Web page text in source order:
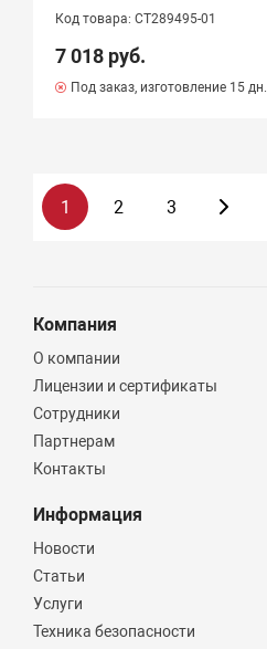
Код товара: СТ289495-01
7 018 руб.
Под заказ, изготовление 15 дн.
1 2 3
Компания
О компании
Лицензии и сертификаты
Сотрудники
Партнерам
Контакты
Информация
Новости
Статьи
Услуги
Техника безопасности